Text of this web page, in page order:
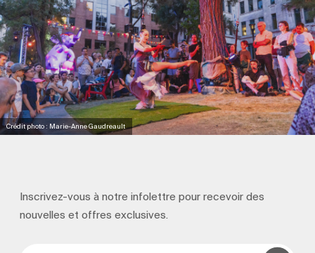
Crédit photo : Marie-Anne Gaudreault
Inscrivez-vous à notre infolettre pour recevoirdes
nouvelles et offres exclusives.